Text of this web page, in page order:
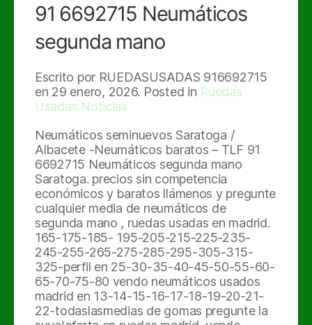
91 6692715 Neumáticos
segunda mano
Escrito por RUEDASUSADAS 916692715
en 29 enero, 2026. Posted in Ruedas
Usadas Noticias
Neumáticos seminuevos Saratoga /
Albacete -Neumáticos baratos – TLF 91
6692715 Neumáticos segunda mano
Saratoga. precios sin competencia
económicos y baratos llámenos y pregunte
cualquier media de neumáticos de
segunda mano , ruedas usadas en madrid.
165-175-185- 195-205-215-225-235-
245-255-265-275-285-295-305-315-
325-perfil en 25-30-35-40-45-50-55-60-
65-70-75-80 vendo neumáticos usados
madrid en 13-14-15-16-17-18-19-20-21-
22-todaslasmedias de gomas pregunte la